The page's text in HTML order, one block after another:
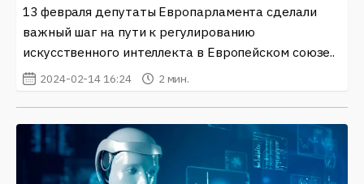
13 февраля депутаты Европарламента сделали
важный шаг на пути к регулированию
искусственного интеллекта в Европейском союзе..
2024-02-14 16:24 2 мин.